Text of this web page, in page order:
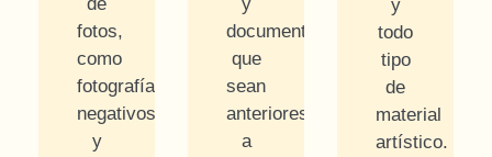
fotos,
como
fotografías,
negativos
y
documentos
que
sean
anteriores
a
y
todo
tipo
de
material
artístico.